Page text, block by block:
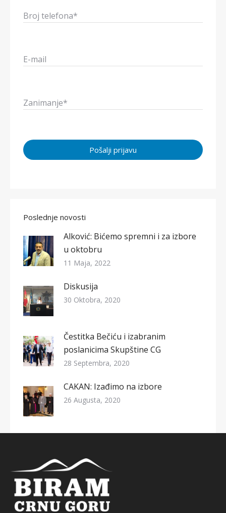
Broj telefona*
E-mail
Zanimanje*
Poslednje novosti
Alković: Bićemo spremni i za izbore
u oktobru
11 Maja, 2022
Diskusija
30 Oktobra, 2020
Čestitka Bečiću i izabranim
poslanicima Skupštine CG
28 Septembra, 2020
CAKAN: Izađimo na izbore
26 Augusta, 2020